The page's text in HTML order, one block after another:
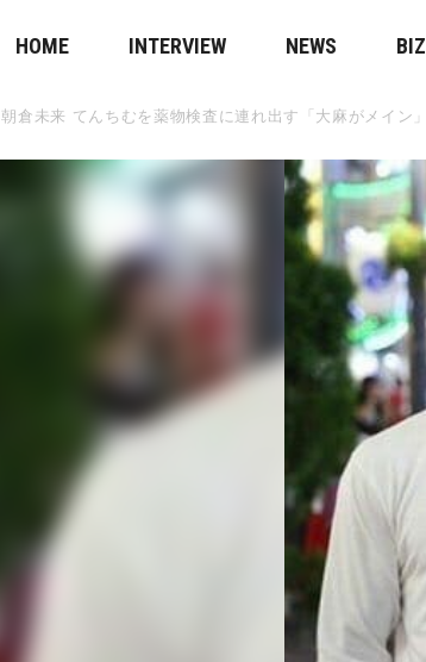
HOME INTERVIEW NEWS BIZ
朝倉未来 てんちむを薬物検査に連れ出す「大麻がメイン」